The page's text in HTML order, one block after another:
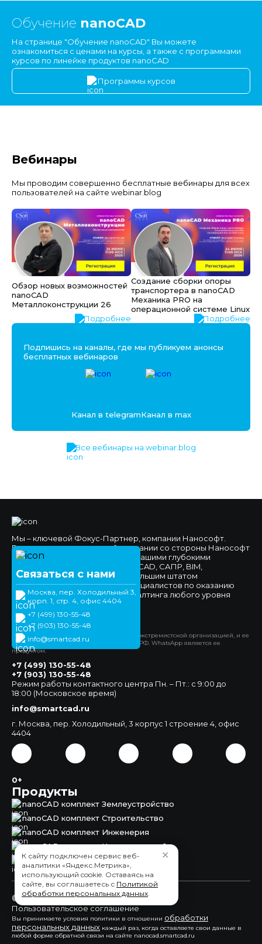
Обучение nanoCAD
На странице "Обучение nanoCAD" Вы можете
ознакомиться с ценами на курсы, а также с программами
курсов по линейке продуктов nanoCAD
Программы курсов
Вебинары
Мы проводим совершенно бесплатные вебинары для всех
пользователей на сайте webinar.blog
Обзор новых возможностей
nanoCAD
Металлоконструкции 26
Подробнее
Создание сборки опоры
транспортера в nanoCAD
Механика PRO на
операционной системе Linux
Подробнее
Подпишись на каналы, где мы публикуем анонсы
бесплатных вебинаров
Канал в telegramКанал в max
Все вебинары на webinar.blog
Связаться с нами
Москва, пер. Холодильный 3,
корп. 1, стр. 4, офис 4404
+7 (499) 130-55-48
+7 (903) 130-55-48
info@smartcad.ru
Мы – ключевой Фокус-Партнер, компании Нанософт.
Высокое доверие к нашей компании со стороны Нанософт
и наших клиентов обеспечено нашими глубокими
компетенциями в области nanoCAD, САПР, BIM,
импортозамещения, а также большим штатом
высококвалифицированных специалистов по оказанию
технической поддержки и консалтинга любого уровня
сложности.
Официальный сайт
*Компания Meta Platforms Inc. признана экстремистской организацией, и ее
деятельность запрещена на территории РФ. WhatsApp является ее
продуктом.
Продукты
nanoCAD комплект Землеустройство
nanoCAD комплект Строительство
nanoCAD комплект Инженерия
nanoCAD комплект Корпоративный
nanoCAD Землеустройство
+7 (499) 130-55-48
+7 (903) 130-55-48
Режим работы контактного центра Пн. – Пт.: с 9:00 до
18:00 (Московское время)
info@smartcad.ru
г. Москва, пер. Холодильный, 3 корпус 1 строение 4, офис
4404
0+
© 2015 - 2026 ООО "СмартКАД"
Пользовательское соглашение
Вы принимаете условия политики в отношении обработки
персональных данных каждый раз, когда оставляете свои данные в
любой форме обратной связи на сайте nanocad.smartcad.ru
К сайту подключен сервис веб-
аналитики «Яндекс.Метрика»,
использующий cookie. Оставаясь на
сайте, вы соглашаетесь с Политикой
обработки персональных данных.
✕